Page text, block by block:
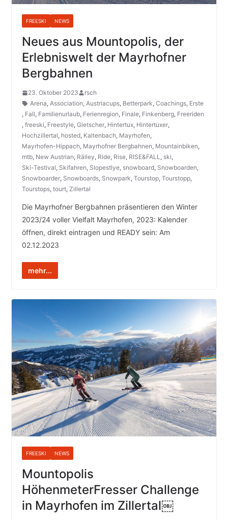
FREESKI NEWS
Neues aus Mountopolis, der
Erlebniswelt der Mayrhofner
Bergbahnen
23. Oktober 2023
rsch
Arena, Association, Austriacups, Betterpark, Coachings, Erste
, Fall, Familienurlaub, Ferienregion, Finale, Finkenberg, Freeriden
, freeski, Freestyle, Gletscher, Hintertux, Hintertuxer,
Hochzillertal, hosted, Kaltenbach, Mayrhofen,
Mayrhofen-Hippach, Mayrhofner Bergbahnen, Mountainbiken,
mtb, New Austrian, Rälley, Ride, Rise, RISE&FALL, ski,
Ski-Testival, Skifahren, Slopestlye, snowboard, Snowboarden,
Snowboarder, Snowboards, Snowpark, Tourstop, Tourstopp,
Tourstops, tourt, Zillertal
Die Mayrhofner Bergbahnen präsentieren den Winter
2023/24 voller Vielfalt Mayrhofen, 2023: Kalender
öffnen, direkt eintragen und READY sein: Am
02.12.2023
mehr...
FREESKI NEWS
Mountopolis
HöhenmeterFresser Challenge
in Mayrhofen im Zillertal￼